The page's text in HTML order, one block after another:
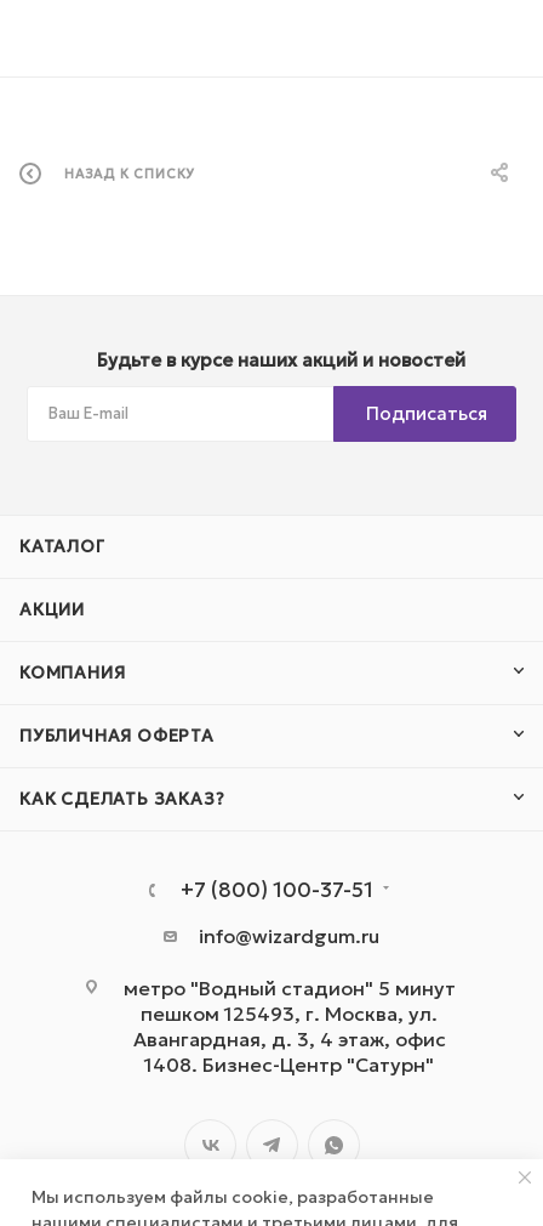
НАЗАД К СПИСКУ
Будьте в курсе наших акций и новостей
Подписаться
КАТАЛОГ
АКЦИИ
КОМПАНИЯ
ПУБЛИЧНАЯ ОФЕРТА
КАК СДЕЛАТЬ ЗАКАЗ?
+7 (800) 100-37-51
info@wizardgum.ru
метро "Водный стадион" 5 минут
пешком 125493, г. Москва, ул.
Авангардная, д. 3, 4 этаж, офис
1408. Бизнес-Центр "Сатурн"
Мы используем файлы cookie, разработанные